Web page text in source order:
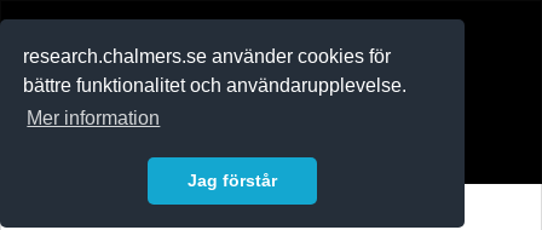
research.chalmers.se använder cookies för
bättre funktionalitet och användarupplevelse.
Mer information
Jag förstår